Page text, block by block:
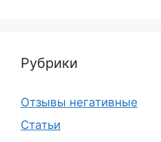
Рубрики
Отзывы негативные
Статьи